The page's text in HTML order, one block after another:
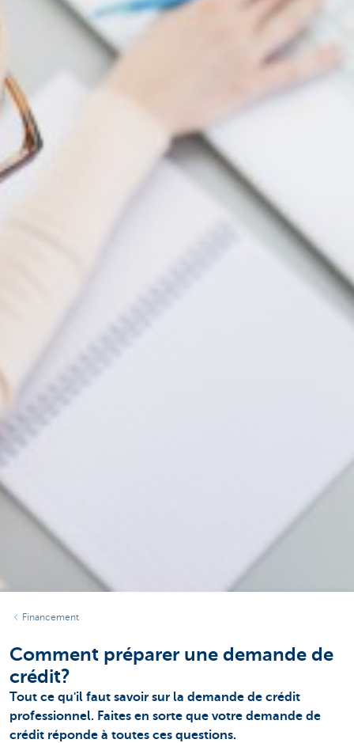
Financement
Comment préparer une demande de
crédit?
Tout ce qu'il faut savoir sur la demande de crédit
professionnel. Faites en sorte que votre demande de
crédit réponde à toutes ces questions.